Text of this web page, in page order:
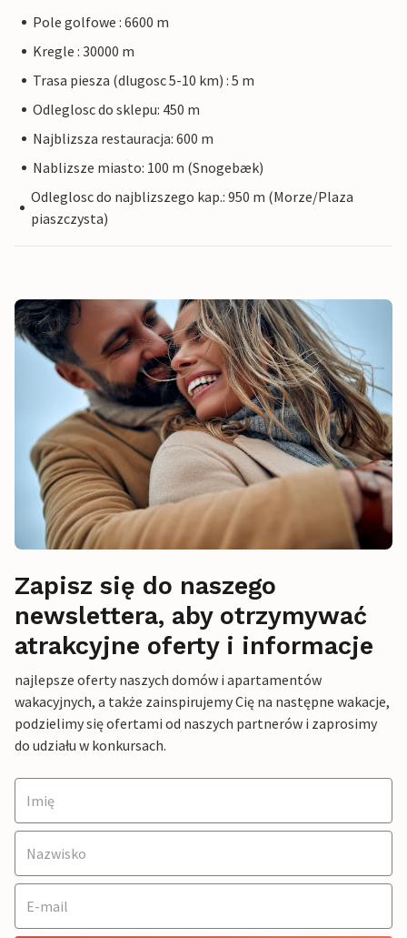
Pole golfowe : 6600 m
Kregle : 30000 m
Trasa piesza (dlugosc 5-10 km) : 5 m
Odleglosc do sklepu: 450 m
Najblizsza restauracja: 600 m
Nablizsze miasto: 100 m (Snogebæk)
Odleglosc do najblizszego kap.: 950 m (Morze/Plaza
piaszczysta)
Zapisz się do naszego
newslettera, aby otrzymywać
atrakcyjne oferty i informacje
najlepsze oferty naszych domów i apartamentów
wakacyjnych, a także zainspirujemy Cię na następne wakacje,
podzielimy się ofertami od naszych partnerów i zaprosimy
do udziału w konkursach.